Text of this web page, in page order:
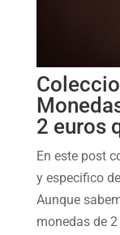
2 euros
En este post
y especifico
Aunque
monedas de